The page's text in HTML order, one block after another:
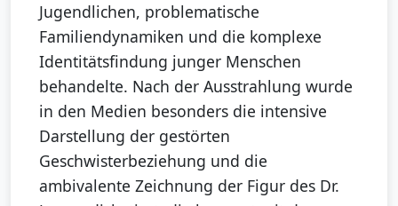
Jugendlichen, problematische
Familiendynamiken und die komplexe
Identitätsfindung junger Menschen
behandelte. Nach der Ausstrahlung wurde
in den Medien besonders die intensive
Darstellung der gestörten
Geschwisterbeziehung und die
ambivalente Zeichnung der Figur des Dr.